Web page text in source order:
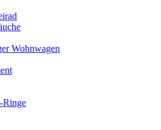
Wohnwagen
Ringe